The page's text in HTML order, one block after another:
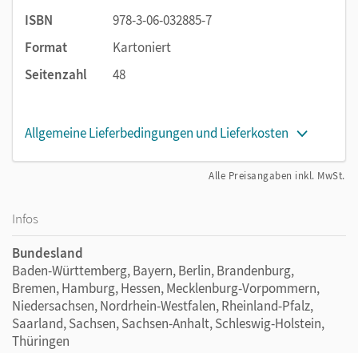
ISBN
978-3-06-032885-7
Format
Kartoniert
Seitenzahl
48
Allgemeine Lieferbedingungen und Lieferkosten
Alle Preisangaben inkl. MwSt.
Infos
Bundesland
Baden-Württemberg, Bayern, Berlin, Brandenburg,
Bremen, Hamburg, Hessen, Mecklenburg-Vorpommern,
Niedersachsen, Nordrhein-Westfalen, Rheinland-Pfalz,
Saarland, Sachsen, Sachsen-Anhalt, Schleswig-Holstein,
Thüringen